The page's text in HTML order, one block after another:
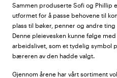
Sammen produserte Sofi og Phillip
utformet for å passe behovene til
plass til bøker, penner og andre
Denne pleievesken kunne følge
arbeidslivet, som et tydelig symbol
bæreren av den hadde valgt.
Gjennom årene har vårt sortiment